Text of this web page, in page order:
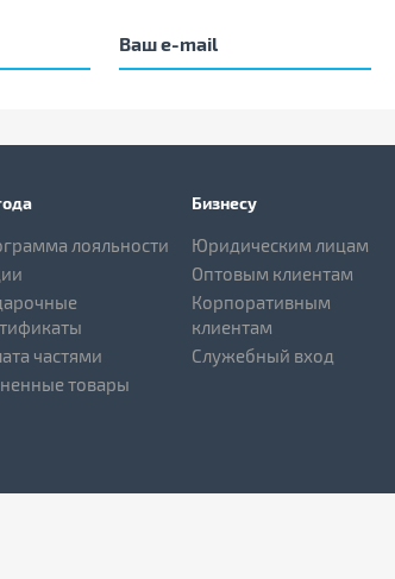
лояльности
частями
товары
Бизнесу
Юридическим лицам
Оптовым клиентам
Корпоративным
клиентам
Служебный вход